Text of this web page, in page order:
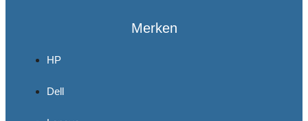
Merken
HP
Dell